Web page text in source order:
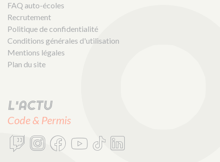
FAQ auto-écoles
Recrutement
Politique de confidentialité
Conditions générales d'utilisation
Mentions légales
Plan du site
L'actu
Code & Permis